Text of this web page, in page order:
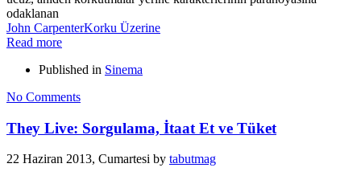
odaklanan
John CarpenterKorku Üzerine
Read more
Published in Sinema
No Comments
They Live: Sorgulama, İtaat Et ve Tüket
22 Haziran 2013, Cumartesi by tabutmag